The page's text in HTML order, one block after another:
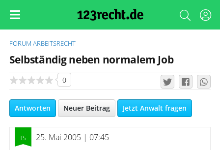
FORUM ARBEITSRECHT
Selbständig neben normalem Job
0
Antworten Neuer Beitrag Jetzt Anwalt fragen
25. Mai 2005 | 07:45